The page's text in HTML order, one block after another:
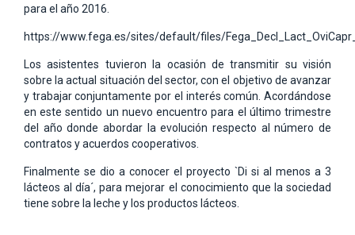
para el año 2016.
https://www.fega.es/sites/default/files/
Los asistentes tuvieron la ocasión de transmitir su visión
sobre la actual situación del sector, con el objetivo de avanzar
y trabajar conjuntamente por el interés común. Acordándose
en este sentido un nuevo encuentro para el último trimestre
del año donde abordar la evolución respecto al número de
contratos y acuerdos cooperativos.
Finalmente se dio a conocer el proyecto `Di si al menos a 3
lácteos al día´, para mejorar el conocimiento que la sociedad
tiene sobre la leche y los productos lácteos.